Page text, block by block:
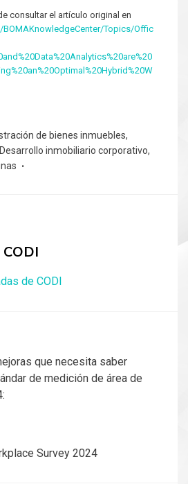
consultar el artículo original en
Topics/Offic
de bienes inmuebles,
Desarrollo inmobiliario corporativo,
CODI
de CODI
que necesita saber
de medición de área de
Survey 2024